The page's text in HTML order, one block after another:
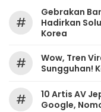
#
Gebrakan
Hadirkan
Korea
#
Wow, Tren
Sungguhan!
#
10 Artis AV
Google,